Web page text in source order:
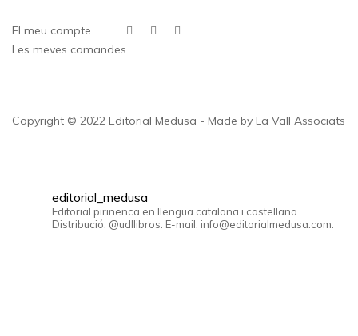
El meu compte
Les meves comandes
Copyright © 2022 Editorial Medusa - Made by La Vall Associats
editorial_medusa
Editorial pirinenca en llengua catalana i castellana.
Distribució: @udllibros. E-mail: info@editorialmedusa.com.